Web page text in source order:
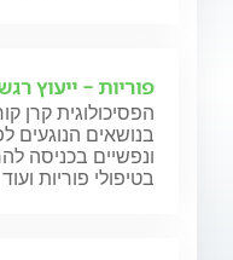
פוריות - ייעוץ
הפסיכולוגית קרן
בנושאים הנוגעים
ונפשיים בכניסה
בטיפולי פוריות ועוד